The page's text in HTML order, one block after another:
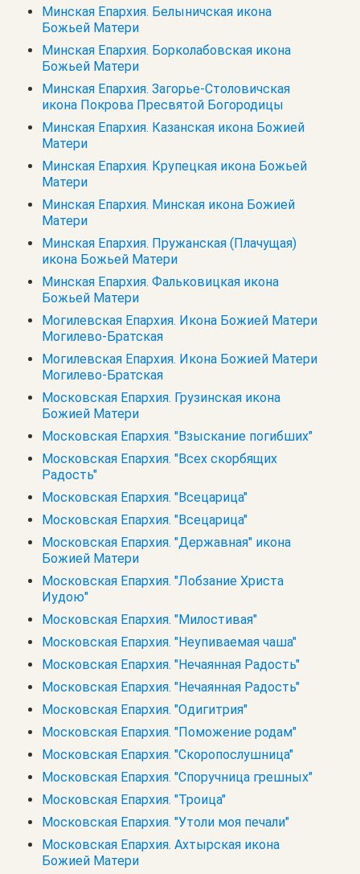
Минская Епархия. Белыничская икона
Божьей Матери
Минская Епархия. Борколабовская икона
Божьей Матери
Минская Епархия. Загорье-Столовичская
икона Покрова Пресвятой Богородицы
Минская Епархия. Казанская икона Божией
Матери
Минская Епархия. Крупецкая икона Божьей
Матери
Минская Епархия. Минская икона Божией
Матери
Минская Епархия. Пружанская (Плачущая)
икона Божьей Матери
Минская Епархия. Фальковицкая икона
Божьей Матери
Могилевская Епархия. Икона Божией Матери
Могилево-Братская
Могилевская Епархия. Икона Божией Матери
Могилево-Братская
Московская Епархия. Грузинская икона
Божией Матери
Московская Епархия. "Взыскание погибших"
Московская Епархия. "Всех скорбящих
Радость"
Московская Епархия. "Всецарица"
Московская Епархия. "Всецарица"
Московская Епархия. "Державная" икона
Божией Матери
Московская Епархия. "Лобзание Христа
Иудою"
Московская Епархия. "Милостивая"
Московская Епархия. "Неупиваемая чаша"
Московская Епархия. "Нечаянная Радость"
Московская Епархия. "Нечаянная Радость"
Московская Епархия. "Одигитрия"
Московская Епархия. "Поможение родам"
Московская Епархия. "Скоропослушница"
Московская Епархия. "Споручница грешных"
Московская Епархия. "Троица"
Московская Епархия. "Утоли моя печали"
Московская Епархия. Ахтырская икона
Божией Матери